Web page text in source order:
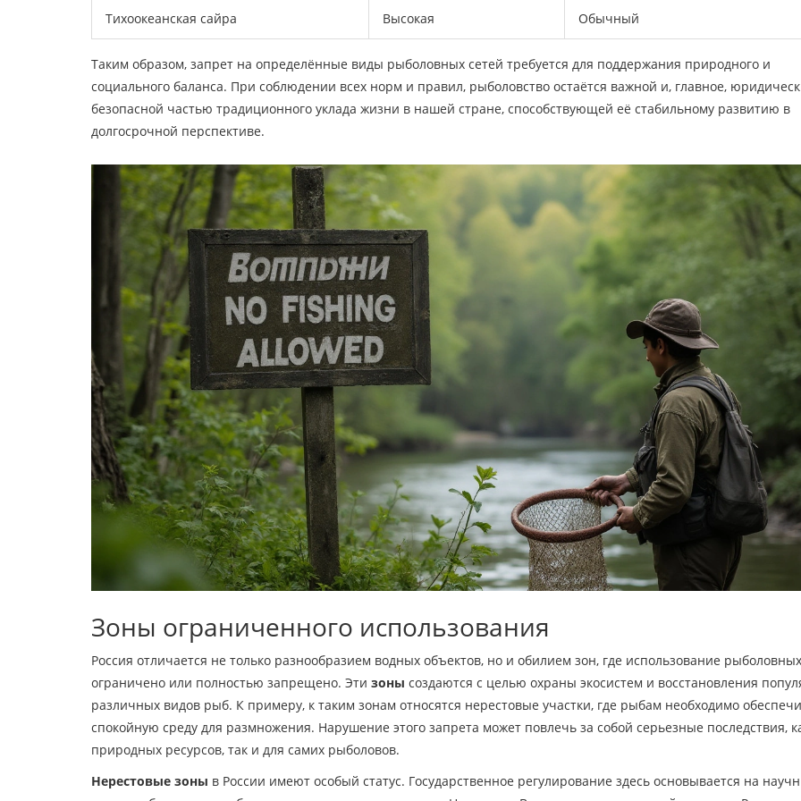
Тихоокеанская сайра Высокая Обычный
Таким образом, запрет на определённые виды рыболовных сетей требуется для поддержания природного и
социального баланса. При соблюдении всех норм и правил, рыболовство остаётся важной и, главное,
безопасной частью традиционного уклада жизни в нашей стране, способствующей её стабильному развитию в
долгосрочной перспективе.
Зоны ограниченного использования
Россия отличается не только разнообразием водных объектов, но и обилием зон, где использование
ограничено или полностью запрещено. Эти зоны создаются с целью охраны экосистем и восстановления
различных видов рыб. К примеру, к таким зонам относятся нерестовые участки, где рыбам необходимо
спокойную среду для размножения. Нарушение этого запрета может повлечь за собой серьезные последствия,
природных ресурсов, так и для самих рыболовов.
Нерестовые зоны в России имеют особый статус. Государственное регулирование здесь основывается на